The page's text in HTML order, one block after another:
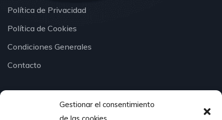
Gestionar el consentimiento
Política de Privacidad
Política de Cookies
Condiciones Generales
Contacto
¿Hablamos?